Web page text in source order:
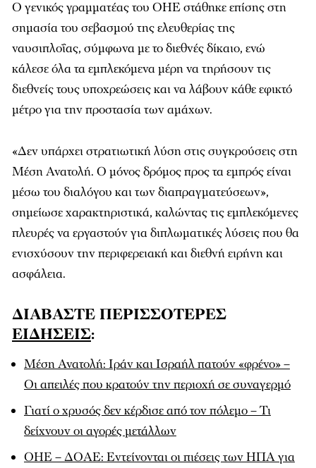
Ο γενικός γραμματέας του ΟΗΕ στάθηκε επίσης στη
σημασία του σεβασμού της ελευθερίας της
ναυσιπλοΐας, σύμφωνα με το διεθνές δίκαιο, ενώ
κάλεσε όλα τα εμπλεκόμενα μέρη να τηρήσουν τις
διεθνείς τους υποχρεώσεις και να λάβουν κάθε εφικτό
μέτρο για την προστασία των αμάχων.
«Δεν υπάρχει στρατιωτική λύση στις συγκρούσεις στη
Μέση Ανατολή. Ο μόνος δρόμος προς τα εμπρός είναι
μέσω του διαλόγου και των διαπραγματεύσεων»,
σημείωσε χαρακτηριστικά, καλώντας τις εμπλεκόμενες
πλευρές να εργαστούν για διπλωματικές λύσεις που θα
ενισχύσουν την περιφερειακή και διεθνή ειρήνη και
ασφάλεια.
ΔΙΑΒΑΣΤΕ ΠΕΡΙΣΣΟΤΕΡΕΣ
ΕΙΔΗΣΕΙΣ:
Μέση Ανατολή: Ιράν και Ισραήλ πατούν «φρένο» –
Οι απειλές που κρατούν την περιοχή σε συναγερμό
Γιατί ο χρυσός δεν κέρδισε από τον πόλεμο – Τι
δείχνουν οι αγορές μετάλλων
ΟΗΕ – ΔΟΑΕ: Εντείνονται οι πιέσεις των ΗΠΑ για